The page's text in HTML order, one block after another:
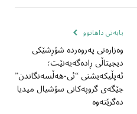
بابەتی داهاتوو
وەزارەتی پەروەردە شۆڕشێکی
دیجیتاڵی ڕادەگەیەنێت؛
ئەپڵیکەیشنی “ئی-هەڵسەنگاندن”
جێگەی گروپەکانی سۆشیال میدیا
دەگرێتەوە